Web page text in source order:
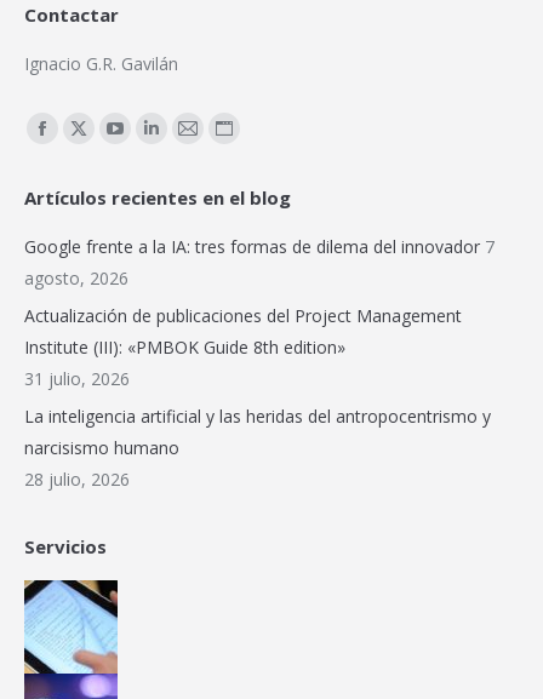
Contactar
Ignacio G.R. Gavilán
Encuéntranos en:
Facebook
opens
new
X
opens
in
new
YouTube
opens
in
new
Linkedin
opens
in
Mail
opens
in
Sitio
page
opens
Artículos recientes en el blog
Google frente a la IA: tres formas de dilema del innovador 7
agosto, 2026
Actualización de publicaciones del Project Management
Institute (III): «PMBOK Guide 8th edition»
31 julio, 2026
La inteligencia artificial y las heridas del antropocentrismo y
narcisismo humano
28 julio, 2026
Servicios